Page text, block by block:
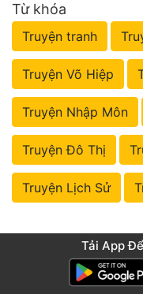
Từ khóa
Truyện tranh
Truyện Võ Hiệp
Truyện Nhập Môn
Truyện Đô Thị
Truyện Lịch Sử
Tải App